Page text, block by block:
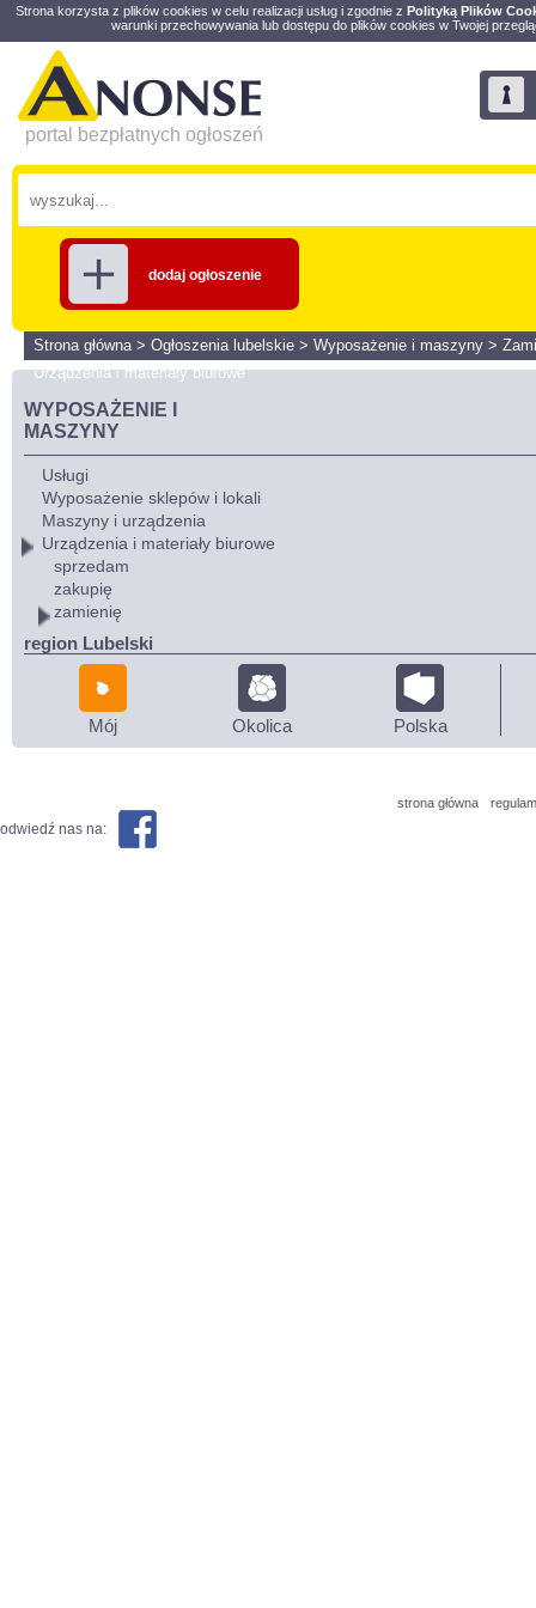
Strona korzysta z plików cookies w celu realizacji usług i zgodnie z Polityką Plików
warunki przechowywania lub dostępu do plików cookies w Twojej
portal bezpłatnych ogłoszeń
dodaj ogłoszenie
Strona główna> Ogłoszenia lubelskie > Wyposażenie i maszyny >
Urządzenia i materiały biurowe
WYPOSAŻENIE I
MASZYNY
Usługi
Wyposażenie sklepów i lokali
Maszyny i urządzenia
Urządzenia i materiały biurowe
sprzedam
zakupię
zamienię
region Lubelski
Mój Okolica Polska
strona główna
odwiedź nas na: